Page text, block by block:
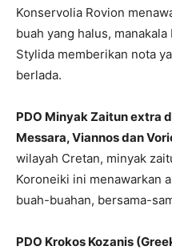
Konservolia Rovion
buah yang halus,
Stylida memberikan nota
berlada.
PDO Minyak Zaitun extra
Messara, Viannos dan
wilayah Cretan, minyak
Koroneiki ini menawarkan
buah-buahan, bersama-
PDO Krokos Kozanis